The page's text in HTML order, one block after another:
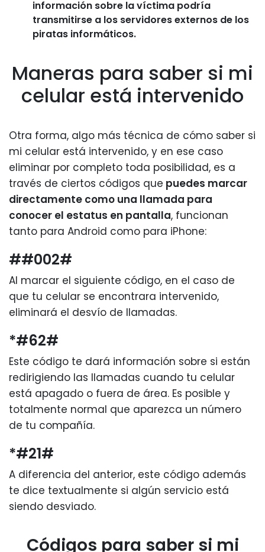
información sobre la víctima podría
transmitirse a los servidores externos de los
piratas informáticos.
Maneras para saber si mi
celular está intervenido
Otra forma, algo más técnica de cómo saber si
mi celular está intervenido, y en ese caso
eliminar por completo toda posibilidad, es a
través de ciertos códigos que puedes marcar
directamente como una llamada para
conocer el estatus en pantalla, funcionan
tanto para Android como para iPhone:
##002#
Al marcar el siguiente código, en el caso de
que tu celular se encontrara intervenido,
eliminará el desvío de llamadas.
*#62#
Este código te dará información sobre si están
redirigiendo las llamadas cuando tu celular
está apagado o fuera de área. Es posible y
totalmente normal que aparezca un número
de tu compañía.
*#21#
A diferencia del anterior, este código además
te dice textualmente si algún servicio está
siendo desviado.
Códigos para saber si mi